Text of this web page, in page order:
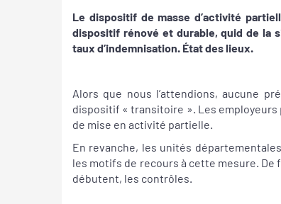
Le dispositif de masse d’activité
dispositif rénové et durable, quid de la
taux d’indemnisation. État des lieux.
Alors que nous l’attendions, aucune
dispositif « transitoire ». Les
de mise en activité partielle.
En revanche, les unités
les motifs de recours à cette mesure.
débutent, les contrôles.